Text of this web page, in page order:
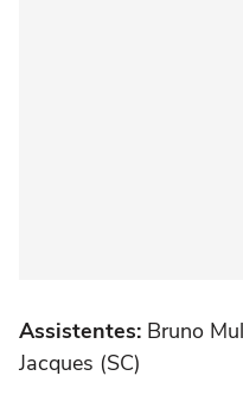
Assistentes: Bruno
Jacques (SC)